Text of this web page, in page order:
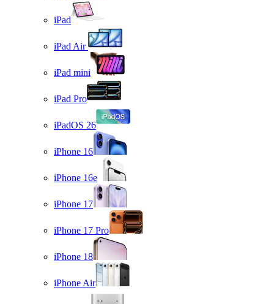
iPad
iPad Air
iPad mini
iPad Pro
iPadOS 26
iPhone 16
iPhone 16e
iPhone 17
iPhone 17 Pro
iPhone 18
iPhone Air